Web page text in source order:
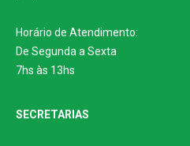
Horário de Atendimento:
De Segunda a Sexta
7hs às 13hs
SECRETARIAS